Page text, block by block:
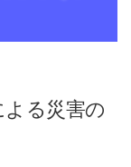
よる災害の